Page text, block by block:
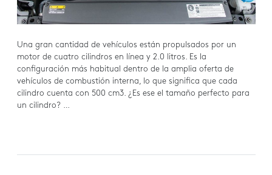
Una gran cantidad de vehículos están propulsados por un
motor de cuatro cilindros en línea y 2.0 litros. Es la
configuración más habitual dentro de la amplia oferta de
vehículos de combustión interna, lo que significa que cada
cilindro cuenta con 500 cm3. ¿Es ese el tamaño perfecto para
un cilindro? …